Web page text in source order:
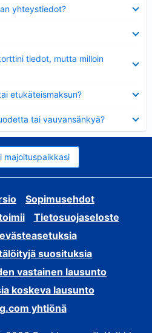
yhteystiedot?
tiedot, mutta milloin
etukäteismaksun?
tai vauvansänkyä?
majoituspaikkasi
Sopimusehdot
Tietosuojaseloste
suosituksia
vastainen lausunto
koskeva lausunto
yhtiönä